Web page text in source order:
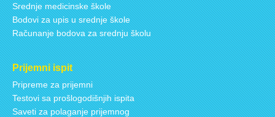
Srednje medicinske škole
Bodovi za upis u srednje škole
Računanje bodova za srednju školu
Prijemni ispit
Pripreme za prijemni
Testovi sa prošlogodišnjih ispita
Saveti za polaganje prijemnog